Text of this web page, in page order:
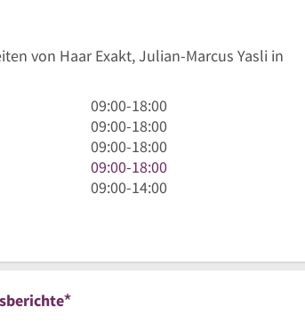
von Haar Exakt, Julian-Marcus Yasli in
9
Uhr
bis
18
Uhr
09:00-18:00
9
Uhr
bis
18
09:00-18:00
9
Uhr
bis
09:00-18:00
9
Uhr
09:00-18:00
9
Uhr
09:00-14:00
*